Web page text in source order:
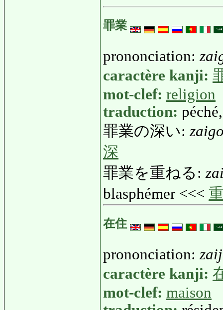
罪業
prononciation:
caractère kanji:
mot-clef: religion
traduction:
罪業の深い:
深
罪業を重ねる:
blasphémer <<<
在住
prononciation:
caractère kanji:
mot-clef: maison